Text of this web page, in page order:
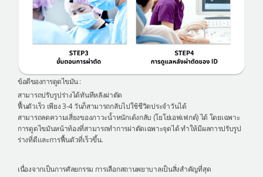
ข้อดีของการดูดไขมัน :
สามารถปรับรูปร่างได้ทันทีหลังผ่าตัด
ฟื้นตัวเร็ว เพียง 3-4 วันก็สามารถกลับไปใช้ชีวิตประจำวันได้
สามารถลดความเสี่ยงของภาวะน้ำหนักเด้งกลับ (โยโย่เอฟเฟกต์) ได้ โดยเฉพาะ
การดูดไขมันหน้าท้องที่สามารถทำการผ่าตัดเฉพาะจุดได้ ทำให้มีผลการปรับรูป
ร่างที่ดีและการฟื้นตัวที่เร็วขึ้น.
เนื่องจากเป็นการศัลยกรรม การเลือกสถานพยาบาลเป็นสิ่งสำคัญที่สุด